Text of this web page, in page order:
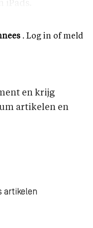
. Log in of meld
en krijg
artikelen en
artikelen